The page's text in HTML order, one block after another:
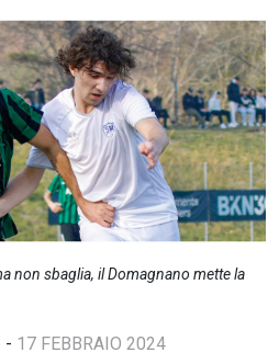
non sbaglia, il Domagnano mette la
- 17 FEBBRAIO 2024